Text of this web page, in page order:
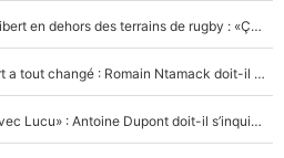
La raison d'être de Matthieu Jalibert en dehors des terrains de rugby : «Ça m'atteint autant que si tu touches à un membre de ma famille»
XV de France - Matthieu Jalibert a tout changé : Romain Ntamack doit-il s’inquiéter pour sa place à un an de la Coupe du monde ?
«Le XV de France est meilleur avec Lucu» : Antoine Dupont doit-il s’inquiéter pour sa place ?